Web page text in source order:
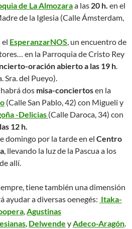
de La Almozaraa las 20 h. en el
de la Iglesia (Calle Ámsterdam,
EsperanzarNOS, un encuentro de
en la Parroquia de Cristo Rey
oración abierto a las 19 h.
Sra. del Pueyo).
dos misa-conciertosen la
(Calle San Pablo, 42) con Migueli y
-Delicias (Calle Daroca, 34) con
12 h.
domingo por la tarde en el Centro
, llevando la luz de la Pascua a los
allí.
tiene también una dimensión
ayudar a diversas oenegés: Itaka-
,Agustinas
, Delwende yAdeco-Aragón.